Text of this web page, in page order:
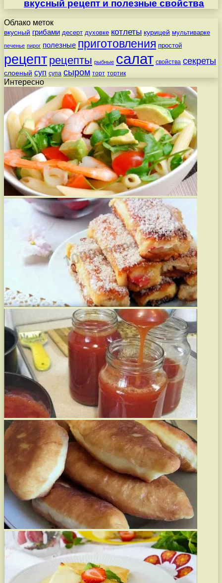
вкусный рецепт и полезные свойства
Облако меток
вкусный грибами десерт духовке котлеты курицей мультиварке
печенье пирог полезные приготовления простой
рецепт рецепты рыбные салат свойства секреты
слоеный суп супа сыром торт тортик
Интересно